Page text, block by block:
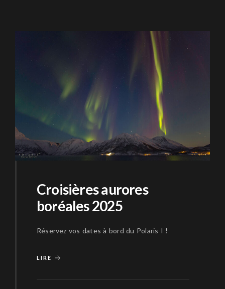
Croisières aurores
boréales 2025
Réservez vos dates à bord du Polaris I !
LIRE